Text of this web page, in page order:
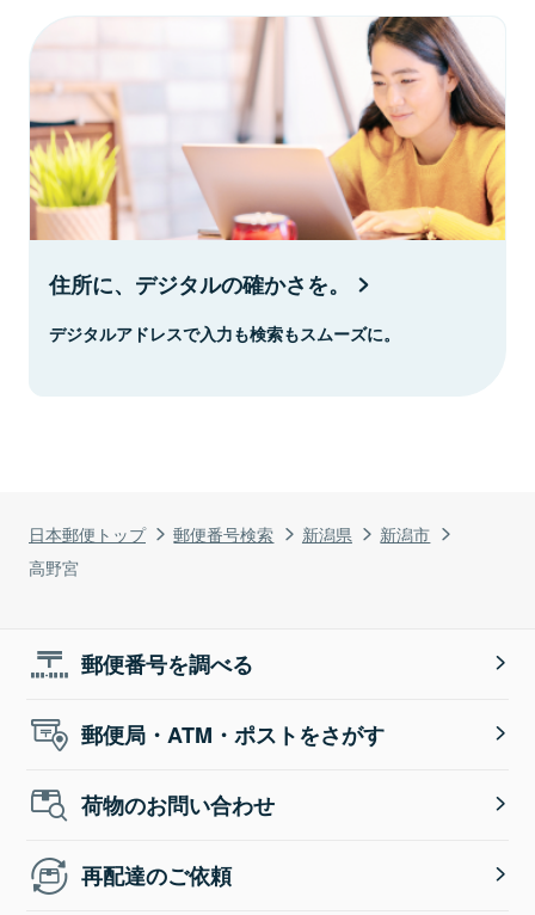
日本郵便トップ 郵便番号検索 新潟県
新潟市
高野宮
住所に、デジタルの確かさを。
デジタルアドレスで入力も検索もスムーズに。
郵便番号を調べる
郵便局・ATM・ポストをさがす
荷物のお問い合わせ
再配達のご依頼